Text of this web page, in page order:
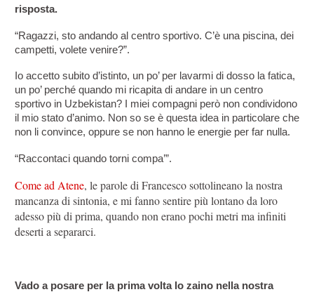
risposta.
“Ragazzi, sto andando al centro sportivo. C’è una piscina, dei
campetti, volete venire?”.
Io accetto subito d’istinto, un po’ per lavarmi di dosso la fatica,
un po’ perché quando mi ricapita di andare in un centro
sportivo in Uzbekistan? I miei compagni però non condividono
il mio stato d’animo. Non so se è questa idea in particolare che
non li convince, oppure se non hanno le energie per far nulla.
“Raccontaci quando torni compa’”.
Come ad Atene, le parole di Francesco sottolineano la nostra
mancanza di sintonia, e mi fanno sentire più lontano da loro
adesso più di prima, quando non erano pochi metri ma infiniti
deserti a separarci.
Vado a posare per la prima volta lo zaino nella nostra